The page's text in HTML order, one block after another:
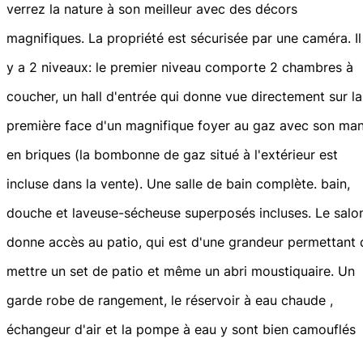
verrez la nature à son meilleur avec des décors
magnifiques. La propriété est sécurisée par une caméra. Il
y a 2 niveaux: le premier niveau comporte 2 chambres à
coucher, un hall d'entrée qui donne vue directement sur la
première face d'un magnifique foyer au gaz avec son
en briques (la bombonne de gaz situé à l'extérieur est
incluse dans la vente). Une salle de bain complète. bain,
douche et laveuse-sécheuse superposés incluses. Le
donne accès au patio, qui est d'une grandeur permettant
mettre un set de patio et même un abri moustiquaire. Un
garde robe de rangement, le réservoir à eau chaude ,
échangeur d'air et la pompe à eau y sont bien camouflés